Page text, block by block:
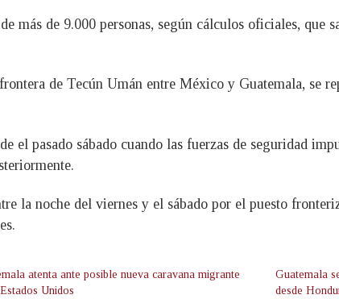
más de 9.000 personas, según cálculos oficiales, que
de Tecún Umán entre México y Guatemala, se
el pasado sábado cuando las fuerzas de seguridad
la noche del viernes y el sábado por el puesto
atenta ante posible nueva caravana migrante
Unidos
Guatemala
desde